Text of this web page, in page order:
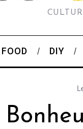
FOOD DIY